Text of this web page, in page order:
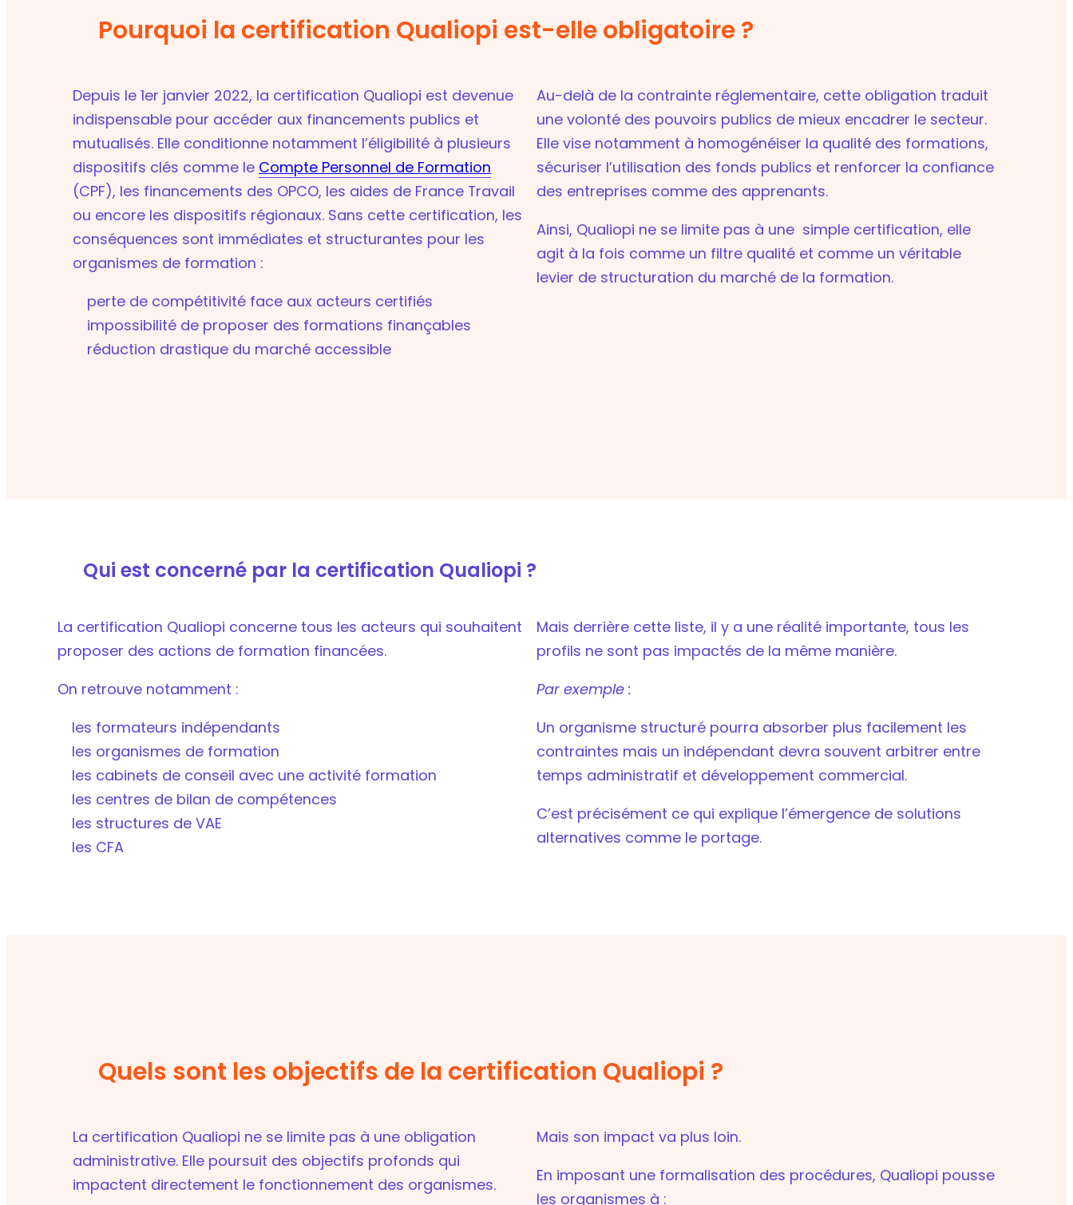
Pourquoi la certification Qualiopi est-elle obligatoire ?
Depuis le 1er janvier 2022, la certification Qualiopi est devenue
indispensable pour accéder aux financements publics et
mutualisés. Elle conditionne notamment l’éligibilité à plusieurs
dispositifs clés comme le Compte Personnel de Formation
(CPF), les financements des OPCO, les aides de France Travail
ou encore les dispositifs régionaux. Sans cette certification, les
conséquences sont immédiates et structurantes pour les
organismes de formation :
perte de compétitivité face aux acteurs certifiés
impossibilité de proposer des formations finançables
réduction drastique du marché accessible
Au-delà de la contrainte réglementaire, cette obligation traduit
une volonté des pouvoirs publics de mieux encadrer le secteur.
Elle vise notamment à homogénéiser la qualité des formations,
sécuriser l’utilisation des fonds publics et renforcer la confiance
des entreprises comme des apprenants.
Ainsi, Qualiopi ne se limite pas à une simple certification, elle
agit à la fois comme un filtre qualité et comme un véritable
levier de structuration du marché de la formation.
Qui est concerné par la certification Qualiopi ?
La certification Qualiopi concerne tous les acteurs qui souhaitent
proposer des actions de formation financées.
On retrouve notamment :
les formateurs indépendants
les organismes de formation
les cabinets de conseil avec une activité formation
les centres de bilan de compétences
les structures de VAE
les CFA
Mais derrière cette liste, il y a une réalité importante, tous les
profils ne sont pas impactés de la même manière.
Par exemple :
Un organisme structuré pourra absorber plus facilement les
contraintes mais un indépendant devra souvent arbitrer entre
temps administratif et développement commercial.
C’est précisément ce qui explique l’émergence de solutions
alternatives comme le portage.
Quels sont les objectifs de la certification Qualiopi ?
La certification Qualiopi ne se limite pas à une obligation
administrative. Elle poursuit des objectifs profonds qui
impactent directement le fonctionnement des organismes.
Mais son impact va plus loin.
En imposant une formalisation des procédures, Qualiopi pousse
les organismes à :